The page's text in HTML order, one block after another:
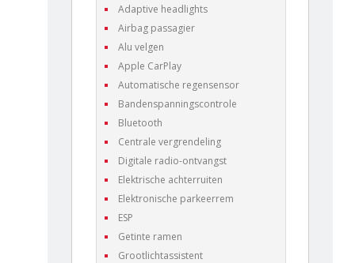
Adaptive headlights
Airbag passagier
Alu velgen
Apple CarPlay
Automatische regensensor
Bandenspanningscontrole
Bluetooth
Centrale vergrendeling
Digitale radio-ontvangst
Elektrische achterruiten
Elektronische parkeerrem
ESP
Getinte ramen
Grootlichtassistent